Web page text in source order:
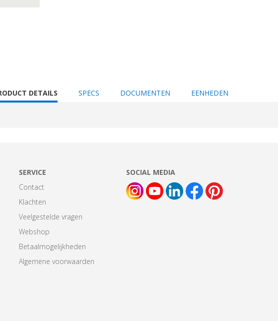
DETAILS SPECS DOCUMENTEN EENHEDEN
SERVICE
Contact
Klachten
Veelgestelde vragen
Webshop
Betaalmogelijkheden
Algemene voorwaarden
SOCIAL MEDIA